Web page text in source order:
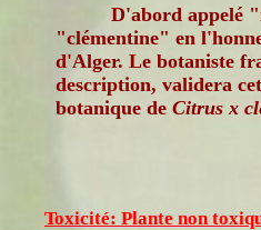
D'abord appelé
"clémentine" en
d'Alger. Le botaniste
description, validera
botanique de Citrus x
Toxicité: Plante non